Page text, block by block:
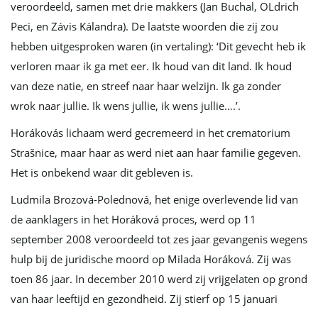
veroordeeld, samen met drie makkers (Jan Buchal, OLdrich
Peci, en Závis Kálandra). De laatste woorden die zij zou
hebben uitgesproken waren (in vertaling): ‘Dit gevecht heb ik
verloren maar ik ga met eer. Ik houd van dit land. Ik houd
van deze natie, en streef naar haar welzijn. Ik ga zonder
wrok naar jullie. Ik wens jullie, ik wens jullie….’.
Horákovás lichaam werd gecremeerd in het crematorium
Strašnice, maar haar as werd niet aan haar familie gegeven.
Het is onbekend waar dit gebleven is.
Ludmila Brozová-Polednová, het enige overlevende lid van
de aanklagers in het Horáková proces, werd op 11
september 2008 veroordeeld tot zes jaar gevangenis wegens
hulp bij de juridische moord op Milada Horáková. Zij was
toen 86 jaar. In december 2010 werd zij vrijgelaten op grond
van haar leeftijd en gezondheid. Zij stierf op 15 januari